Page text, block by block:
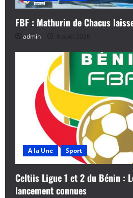
r
t
FBF : Mathurin de Chacus
admin 6 août 2026
A la Une Sport
Celtiis Ligue 1 et 2 du Bénin :
lancement connues